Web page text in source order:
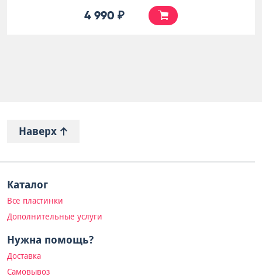
4 990 ₽
Наверх
Каталог
Все пластинки
Дополнительные услуги
Нужна помощь?
Доставка
Самовывоз